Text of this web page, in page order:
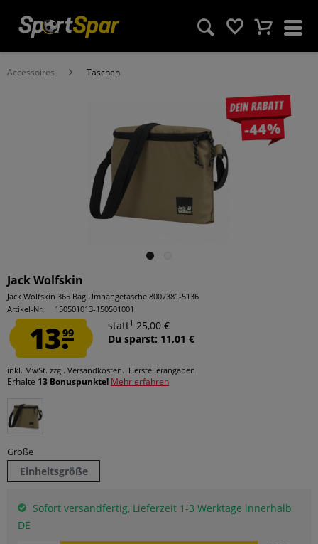
Accessoires Taschen
Dein Rabatt
-44%
Jack Wolfskin
Jack Wolfskin 365 Bag Umhängetasche 8007381-5136
Artikel-Nr.:
150501013-150501001
13.99
statt1 25,00 €
Du sparst: 11,01 €
inkl. MwSt. zzgl. Versandkosten. Herstellerangaben
Erhalte 13 Bonuspunkte! Mehr erfahren
Größe
Einheitsgröße
Sofort versandfertig, Lieferzeit 1-3 Werktage innerhalb
DE